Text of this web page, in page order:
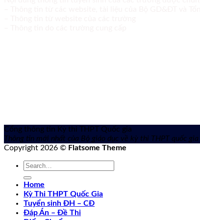
Cổng thông tin Kỳ thi THPT Quốc gia
Thông tin mới nhất của Bộ giáo dục về kỳ thi THPT quốc gia
Copyright 2026 © Flatsome Theme
Home
Kỳ Thi THPT Quốc Gia
Tuyển sinh ĐH – CĐ
Đáp Án – Đề Thi